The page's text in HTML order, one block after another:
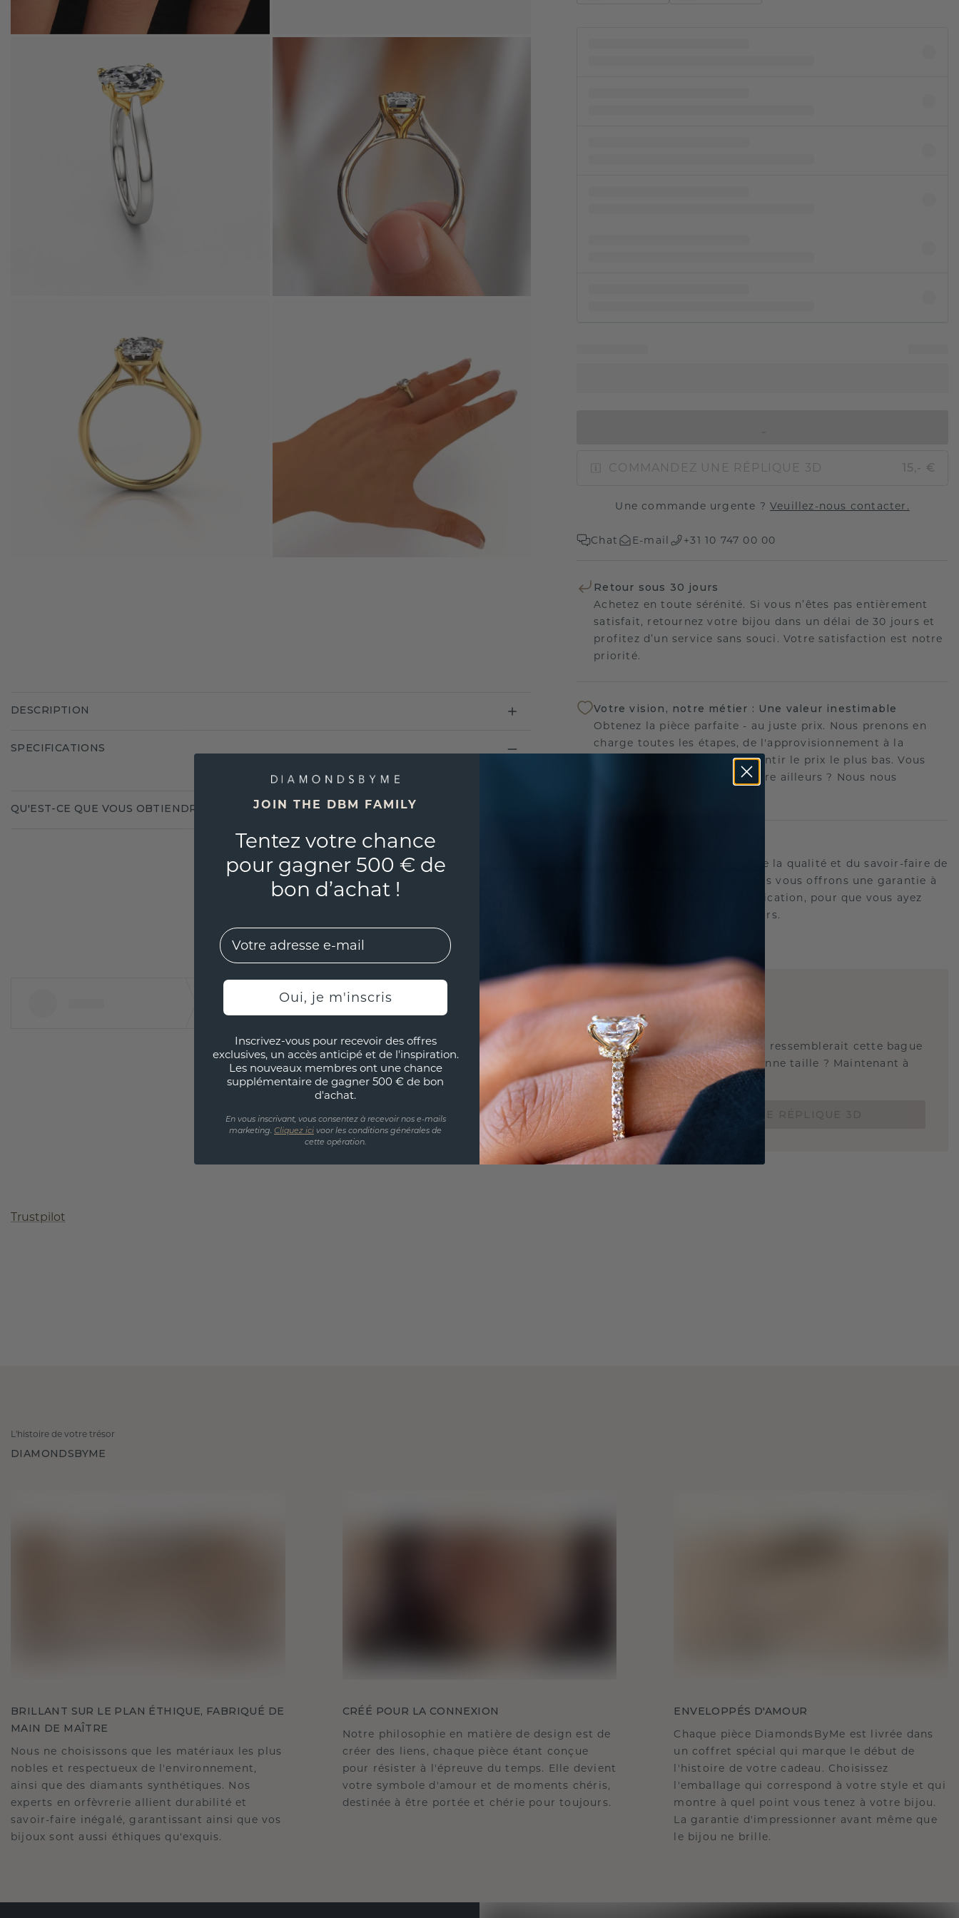
COMMANDEZ UNE RÉPLIQUE 3D 15,- €
Une commande urgente ? Veuillez-nous contacter.
Chat E-mail +31 10 747 00 00
Retour sous 30 jours
Achetez en toute sérénité. Si vous n’êtes pas entièrement
satisfait, retournez votre bijou dans un délai de 30 jours et
profitez d’un service sans souci. Votre satisfaction est notre
priorité.
Votre vision, notre métier : Une valeur inestimable
Obtenez la pièce parfaite - au juste prix. Nous prenons en
charge toutes les étapes, de l'approvisionnement à la
fabrication, afin de vous garantir le prix le plus bas. Vous
avez trouvé une meilleure offre ailleurs ? Nous nous
Nous nous portons garants de la qualité et du savoir-faire de
nos bijoux.C'est pourquoi nous vous offrons une garantie à
vie contre les défauts de fabrication, pour que vous ayez
l'esprit tranquille pour toujours.
UNIQUE!
RÉPLIQUE 3D
Souhaitez-vous savoir à quoi ressemblerait cette bague
sur vous et si elle est à la bonne taille ? Maintenant à
partir de 15 €.
COMMANDEZ UNE RÉPLIQUE 3D
DESCRIPTION
SPECIFICATIONS
QU'EST-CE QUE VOUS OBTIENDREZ ?
Trustpilot
L'histoire de votre trésor
DIAMONDSBYME
BRILLANT SUR LE PLAN ÉTHIQUE, FABRIQUÉ DE
MAIN DE MAÎTRE
Nous ne choisissons que les matériaux les plus
nobles et respectueux de l'environnement,
ainsi que des diamants synthétiques. Nos
experts en orfèvrerie allient durabilité et
savoir-faire inégalé, garantissant ainsi que vos
bijoux sont aussi éthiques qu'exquis.
CRÉÉ POUR LA CONNEXION
Notre philosophie en matière de design est de
créer des liens, chaque pièce étant conçue
pour résister à l'épreuve du temps. Elle devient
votre symbole d'amour et de moments chéris,
destinée à être portée et chérie pour toujours.
ENVELOPPÉS D'AMOUR
Chaque pièce DiamondsByMe est livrée dans
un coffret spécial qui marque le début de
l'histoire de votre cadeau. Choisissez
l'emballage qui correspond à votre style et qui
montre à quel point vous tenez à votre bijou.
La garantie d'impressionner avant même que
le bijou ne brille.
JOIN THE DBM FAMILY
Tentez votre chance
pour gagner 500 € de
bon d’achat !
EMail
Oui, je m'inscris
Inscrivez-vous pour recevoir des offres
exclusives, un accès anticipé et de l'inspiration.
Les nouveaux membres ont une chance
supplémentaire de gagner 500 € de bon
d'achat.
En vous inscrivant, vous consentez à recevoir nos e-mails
marketing. Cliquez ici voor les conditions générales de
cette opération.